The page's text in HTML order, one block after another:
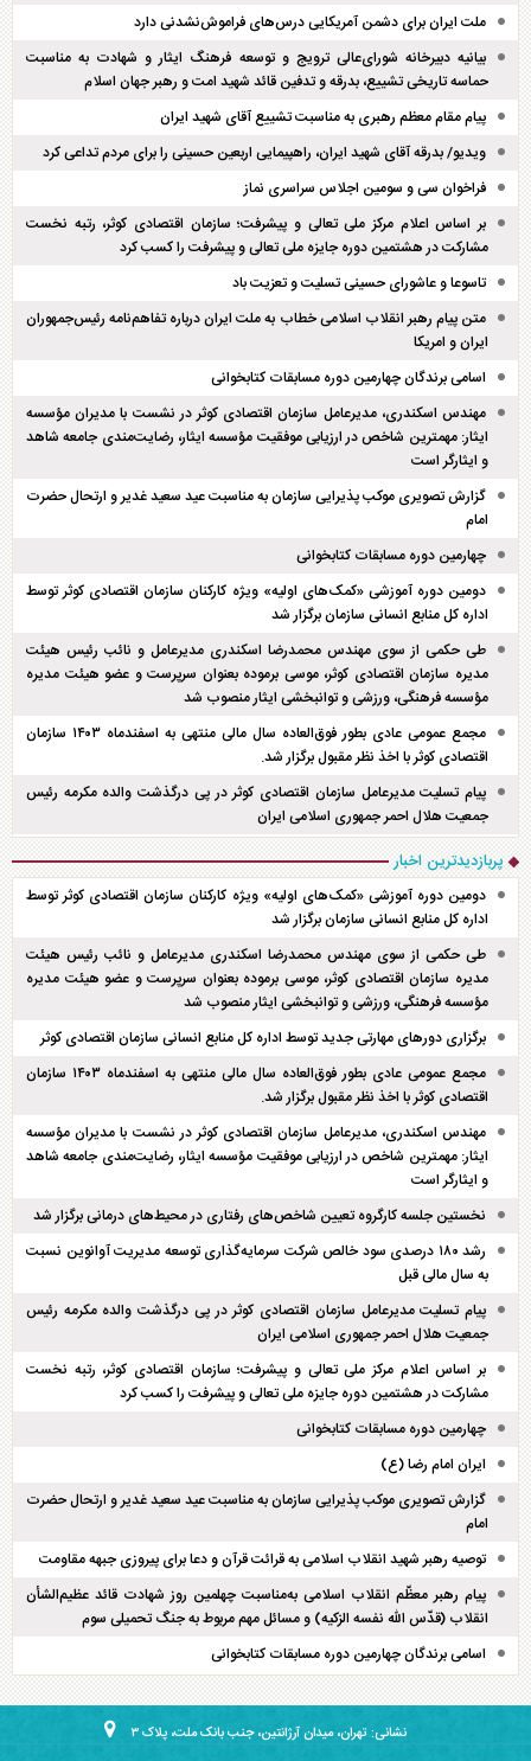
ملت ایران برای دشمن آمریکایی درس‌های فراموش‌نشدنی دارد
بیانیه دبیرخانه شورای‌عالی ترویج و توسعه فرهنگ ایثار و شهادت به مناسبت
حماسه تاریخی تشییع، بدرقه و تدفین قائد شهید امت و رهبر جهان اسلام
پیام مقام معظم رهبری به مناسبت تشییع آقای شهید ایران
ویدیو/ بدرقه آقای شهید ایران، راهپیمایی اربعین حسینی را برای مردم تداعی کرد
فراخوان سی و سومین اجلاس سراسری نماز
بر اساس اعلام مرکز ملی تعالی و پیشرفت؛ سازمان اقتصادی کوثر، رتبه نخست
مشارکت در هشتمین دوره جایزه ملی تعالی و پیشرفت را کسب کرد
تاسوعا و عاشورای حسینی تسلیت و تعزیت باد
متن پیام رهبر انقلاب اسلامی خطاب به ملت ایران درباره تفاهم‌نامه رئیس‌جمهوران
ایران و امریکا
اسامی برندگان چهارمین دوره مسابقات کتابخوانی
مهندس اسکندری، مدیرعامل سازمان اقتصادی کوثر در نشست با مدیران مؤسسه
ایثار: مهمترین شاخص در ارزیابی موفقیت مؤسسه ایثار، رضایت‌مندی جامعه شاهد
و ایثارگر است
گزارش تصویری موکب پذیرایی سازمان به مناسبت عید سعید غدیر و ارتحال حضرت
امام
چهارمین دوره مسابقات کتابخوانی
دومین دوره آموزشی «کمک‌های اولیه» ویژه کارکنان سازمان اقتصادی کوثر توسط
اداره کل منابع انسانی سازمان برگزار شد
طی حکمی از سوی مهندس محمدرضا اسکندری مدیرعامل و نائب رئیس هیئت
مدیره سازمان اقتصادی کوثر، موسی برموده بعنوان سرپرست و عضو هیئت مدیره
مؤسسه فرهنگی، ورزشی و توانبخشی ایثار منصوب شد
مجمع عمومی عادی بطور فوق‌العاده سال مالی منتهی به اسفند‌ماه ۱۴۰۳ سازمان
اقتصادی کوثر با اخذ نظر مقبول برگزار شد.
پیام تسلیت مدیرعامل سازمان اقتصادی کوثر در پی درگذشت والده مکرمه رئیس
جمعیت هلال احمر جمهوری اسلامی ایران
پربازدیدترین اخبار
دومین دوره آموزشی «کمک‌های اولیه» ویژه کارکنان سازمان اقتصادی کوثر توسط
اداره کل منابع انسانی سازمان برگزار شد
طی حکمی از سوی مهندس محمدرضا اسکندری مدیرعامل و نائب رئیس هیئت
مدیره سازمان اقتصادی کوثر، موسی برموده بعنوان سرپرست و عضو هیئت مدیره
مؤسسه فرهنگی، ورزشی و توانبخشی ایثار منصوب شد
برگزاری دور‌های مهارتی جدید توسط اداره کل منابع انسانی سازمان اقتصادی کوثر
مجمع عمومی عادی بطور فوق‌العاده سال مالی منتهی به اسفند‌ماه ۱۴۰۳ سازمان
اقتصادی کوثر با اخذ نظر مقبول برگزار شد.
مهندس اسکندری، مدیرعامل سازمان اقتصادی کوثر در نشست با مدیران مؤسسه
ایثار: مهمترین شاخص در ارزیابی موفقیت مؤسسه ایثار، رضایت‌مندی جامعه شاهد
و ایثارگر است
نخستین جلسه کارگروه تعیین شاخص‌های رفتاری در محیط‌های درمانی برگزار شد
رشد ۱۸۰ درصدی سود خالص شرکت سرمایه‌گذاری توسعه مدیریت آوانوین نسبت
به سال مالی قبل
پیام تسلیت مدیرعامل سازمان اقتصادی کوثر در پی درگذشت والده مکرمه رئیس
جمعیت هلال احمر جمهوری اسلامی ایران
بر اساس اعلام مرکز ملی تعالی و پیشرفت؛ سازمان اقتصادی کوثر، رتبه نخست
مشارکت در هشتمین دوره جایزه ملی تعالی و پیشرفت را کسب کرد
چهارمین دوره مسابقات کتابخوانی
ایران امام رضا (ع)
گزارش تصویری موکب پذیرایی سازمان به مناسبت عید سعید غدیر و ارتحال حضرت
امام
توصیه رهبر شهید انقلاب اسلامی به قرائت قرآن و دعا برای پیروزی جبهه مقاومت
پیام رهبر معظّم انقلاب اسلامی به‌مناسبت چهلمین روز شهادت قائد عظیم‌الشأن
انقلاب (قدّس الله نفسه الزکیه) و مسائل مهم مربوط به جنگ تحمیلی سوم
اسامی برندگان چهارمین دوره مسابقات کتابخوانی
نشانی: تهران، میدان آرژانتین، جنب بانک ملت، پلاک ۳